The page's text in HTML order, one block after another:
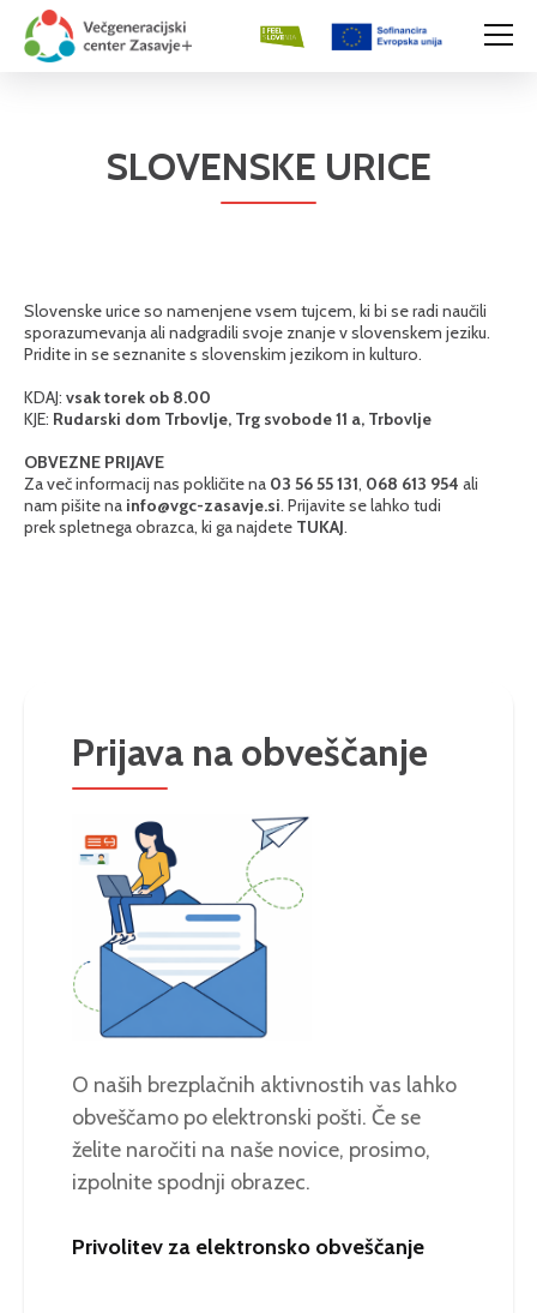
SLOVENSKE URICE
Slovenske urice so namenjene vsem tujcem, ki bi se radi naučili
sporazumevanja ali nadgradili svoje znanje v slovenskem jeziku.
Pridite in se seznanite s slovenskim jezikom in kulturo.
KDAJ: vsak torek ob 8.00
KJE: Rudarski dom Trbovlje, Trg svobode 11 a, Trbovlje
OBVEZNE PRIJAVE
Za več informacij nas pokličite na 03 56 55 131, 068 613 954 ali
nam pišite na info@vgc-zasavje.si. Prijavite se lahko tudi
prek spletnega obrazca, ki ga najdete TUKAJ.
Prijava na obveščanje
O naših brezplačnih aktivnostih vas lahko
obveščamo po elektronski pošti. Če se
želite naročiti na naše novice, prosimo,
izpolnite spodnji obrazec.
Privolitev za elektronsko obveščanje